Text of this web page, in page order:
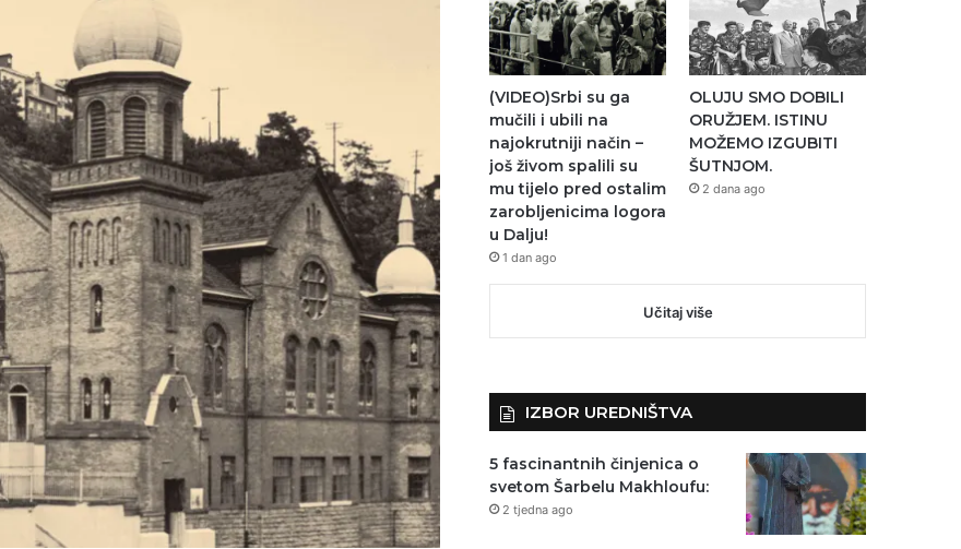
(VIDEO)Srbi su ga
mučili i ubili na
najokrutniji način –
još živom spalili su
mu tijelo pred ostalim
zarobljenicima logora
u Dalju!
1 dan ago
OLUJU SMO DOBILI
ORUŽJEM. ISTINU
MOŽEMO IZGUBITI
ŠUTNJOM.
2 dana ago
Učitaj više
IZBOR UREDNIŠTVA
5 fascinantnih činjenica o
svetom Šarbelu Makhloufu:
2 tjedna ago